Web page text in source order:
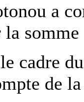
a
cadre
de